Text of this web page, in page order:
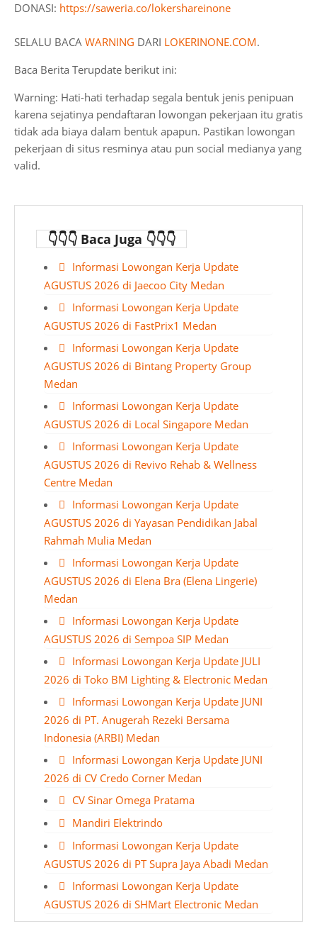
DONASI: https://saweria.co/lokershareinone
SELALU BACA WARNING DARI LOKERINONE.COM.
Baca Berita Terupdate berikut ini:
Warning: Hati-hati terhadap segala bentuk jenis penipuan
karena sejatinya pendaftaran lowongan pekerjaan itu gratis
tidak ada biaya dalam bentuk apapun. Pastikan lowongan
pekerjaan di situs resminya atau pun social medianya yang
valid.
👇👇👇 Baca Juga 👇👇👇
Informasi Lowongan Kerja Update
AGUSTUS 2026 di Jaecoo City Medan
Informasi Lowongan Kerja Update
AGUSTUS 2026 di FastPrix1 Medan
Informasi Lowongan Kerja Update
AGUSTUS 2026 di Bintang Property Group
Medan
Informasi Lowongan Kerja Update
AGUSTUS 2026 di Local Singapore Medan
Informasi Lowongan Kerja Update
AGUSTUS 2026 di Revivo Rehab & Wellness
Centre Medan
Informasi Lowongan Kerja Update
AGUSTUS 2026 di Yayasan Pendidikan Jabal
Rahmah Mulia Medan
Informasi Lowongan Kerja Update
AGUSTUS 2026 di Elena Bra (Elena Lingerie)
Medan
Informasi Lowongan Kerja Update
AGUSTUS 2026 di Sempoa SIP Medan
Informasi Lowongan Kerja Update JULI
2026 di Toko BM Lighting & Electronic Medan
Informasi Lowongan Kerja Update JUNI
2026 di PT. Anugerah Rezeki Bersama
Indonesia (ARBI) Medan
Informasi Lowongan Kerja Update JUNI
2026 di CV Credo Corner Medan
CV Sinar Omega Pratama
Mandiri Elektrindo
Informasi Lowongan Kerja Update
AGUSTUS 2026 di PT Supra Jaya Abadi Medan
Informasi Lowongan Kerja Update
AGUSTUS 2026 di SHMart Electronic Medan